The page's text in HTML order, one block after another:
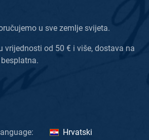
u sve zemlje svijeta.
vrijednosti od 50 € i više, dostava na
Hrvatski